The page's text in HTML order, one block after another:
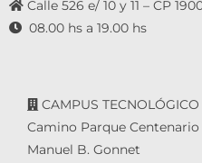
Calle 526 e/ 10 y 11 – CP
08.00 hs a 19.00 hs
CAMPUS TECNOLÓGICO
Camino Parque Centenario
Manuel B. Gonnet